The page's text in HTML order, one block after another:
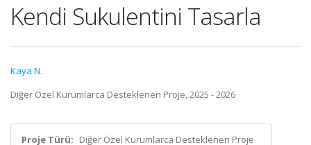
Kendi Sukulentini Tasarla
Kaya N.
Diğer Özel Kurumlarca Desteklenen Proje, 2025 - 2026
Proje Türü: Diğer Özel Kurumlarca Desteklenen Proje